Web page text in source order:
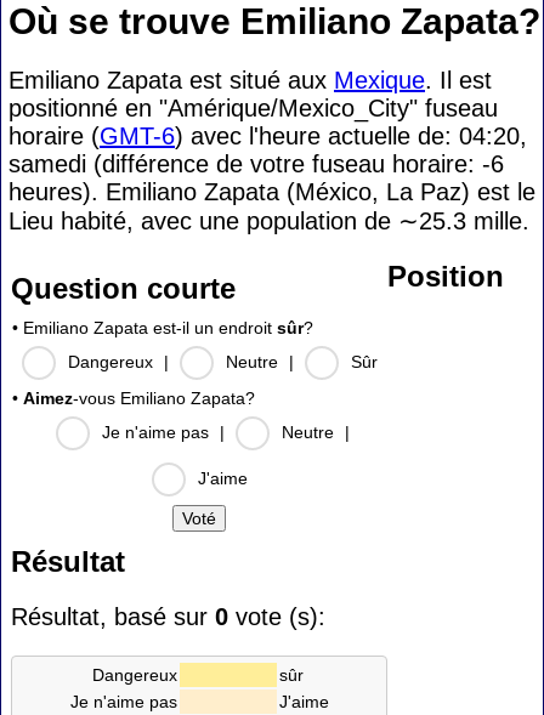
Où se trouve Emiliano Zapata?
Emiliano Zapata est situé aux Mexique. Il est
positionné en "Amérique/Mexico_City" fuseau
horaire (GMT-6) avec l'heure actuelle de: 04:20,
samedi (différence de votre fuseau horaire: -6
heures). Emiliano Zapata (México, La Paz) est le
Lieu habité, avec une population de ∼25.3 mille.
Question courte
• Emiliano Zapata est-il un endroit sûr?
Dangereux
| Neutre |
Sûr
• Aimez-vous Emiliano Zapata?
Je n'aime pas
| Neutre |
J'aime
Résultat
Résultat, basé sur 0 vote (s):
Dangereux
sûr
Je n'aime pas
J'aime
Position